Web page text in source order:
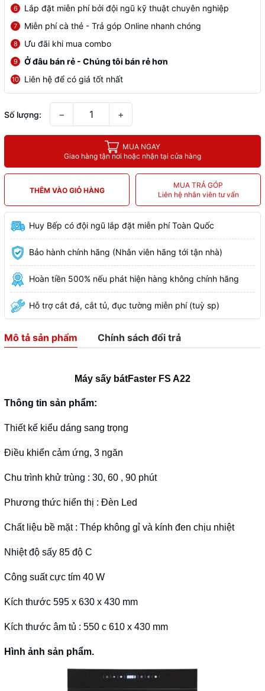
6 Lắp đặt miễn phí bởi đội ngũ kỹ thuật chuyên nghiệp
7 Miễn phí cà thẻ - Trả góp Online nhanh chóng
8 Ưu đãi khi mua combo
9 Ở đâu bán rẻ - Chúng tôi bán rẻ hơn
10 Liên hệ để có giá tốt nhất
Số lượng: − +
MUA NGAY
Giao hàng tận nơi hoặc nhận tại cửa hàng
THÊM VÀO GIỎ HÀNG
MUA TRẢ GÓP
Liên hệ nhân viên tư vấn
Huy Bếp có đội ngũ lắp đặt miễn phí Toàn Quốc
Bảo hành chính hãng (Nhân viên hãng tới tận nhà)
Hoàn tiền 500% nếu phát hiện hàng không chính hãng
Hỗ trợ cắt đá, cắt tủ, đục tường miễn phí (tuỳ sp)
Mô tả sản phẩm Chính sách đổi trả
Máy sấy bátFaster FS A22
Thông tin sản phẩm:
Thiết kế kiểu dáng sang trọng
Điều khiển cảm ứng, 3 ngăn
Chu trình khử trùng : 30, 60 , 90 phút
Phương thức hiển thị : Đèn Led
Chất liệu bề mặt : Thép không gỉ và kính đen chịu nhiệt
Nhiệt độ sấy 85 độ C
Công suất cực tím 40 W
Kích thước 595 x 630 x 430 mm
Kích thước âm tủ : 550 c 610 x 430 mm
Hình ảnh sản phẩm.